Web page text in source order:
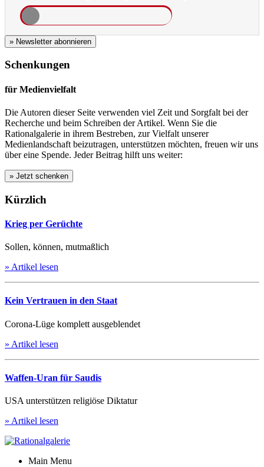
» Newsletter abonnieren
Schenkungen
für Medienvielfalt
Die Autoren dieser Seite verwenden viel Zeit und Sorgfalt bei der
Recherche und beim Schreiben der Artikel. Wenn Sie die
Rationalgalerie in ihrem Bestreben, zur Vielfalt unserer
Medienlandschaft beizutragen, unterstützen möchten, freuen wir uns
über eine Spende. Jeder Beitrag hilft uns weiter:
Kürzlich
Krieg per Gerüchte
Sollen, können, mutmaßlich
» Artikel lesen
Kein Vertrauen in den Staat
Corona-Lüge komplett ausgeblendet
» Artikel lesen
Waffen-Uran für Saudis
USA unterstützen religiöse Diktatur
» Artikel lesen
Main Menu